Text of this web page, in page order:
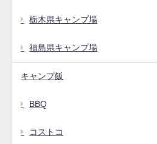
栃木県キャンプ場
福島県キャンプ場
キャンプ飯
BBQ
コストコ